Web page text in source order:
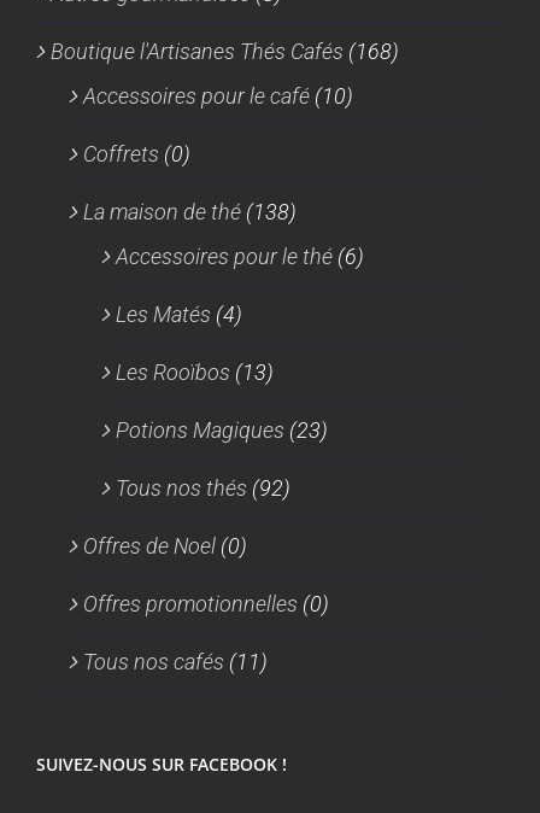
Boutique l'Artisanes Thés Cafés (168)
Accessoires pour le café (10)
Coffrets (0)
La maison de thé (138)
Accessoires pour le thé (6)
Les Matés (4)
Les Rooïbos (13)
Potions Magiques (23)
Tous nos thés (92)
Offres de Noel (0)
Offres promotionnelles (0)
Tous nos cafés (11)
SUIVEZ-NOUS SUR FACEBOOK !